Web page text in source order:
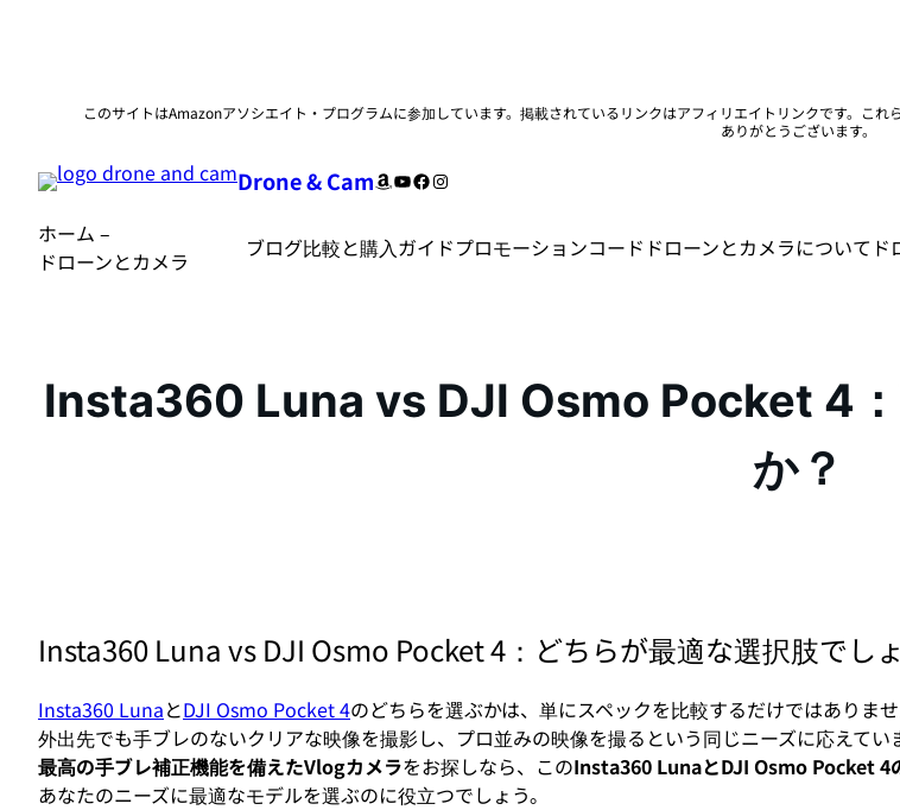
このサイトはAmazonアソシエイト・プログラムに参加しています。掲載されているリンクはアフィリエイトリンクです。こ
ありがとうございます。
Drone & CamAmazon
YouTube
Facebook
Instagram
ホーム –
ドローンとカメラ
ブログ比較と購入ガイドプロモーションコード ドローンとカメラについて ド
Insta360 Luna vs DJI Osmo Pocket 4
か？
Insta360 Luna vs DJI Osmo Pocket 4：どちらが最適な選択肢でし
Insta360 LunaとDJI Osmo Pocket 4のどちらを選ぶかは、単にスペックを比較するだけではありませ
外出先でも手ブレのないクリアな映像を撮影し、プロ並みの映像を撮るという同じニーズに応えてい
最高の手ブレ補正機能を備えたVlogカメラをお探しなら、このInsta360 LunaとDJI Osmo Pocket 4
あなたのニーズに最適なモデルを選ぶのに役立つでしょう。